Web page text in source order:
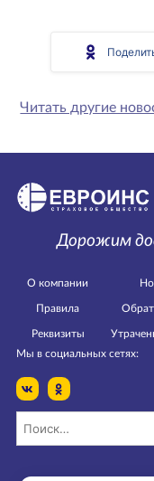
Читать другие
Дорожим
О компании
Правила
Реквизиты
Мы в социальных сетях: